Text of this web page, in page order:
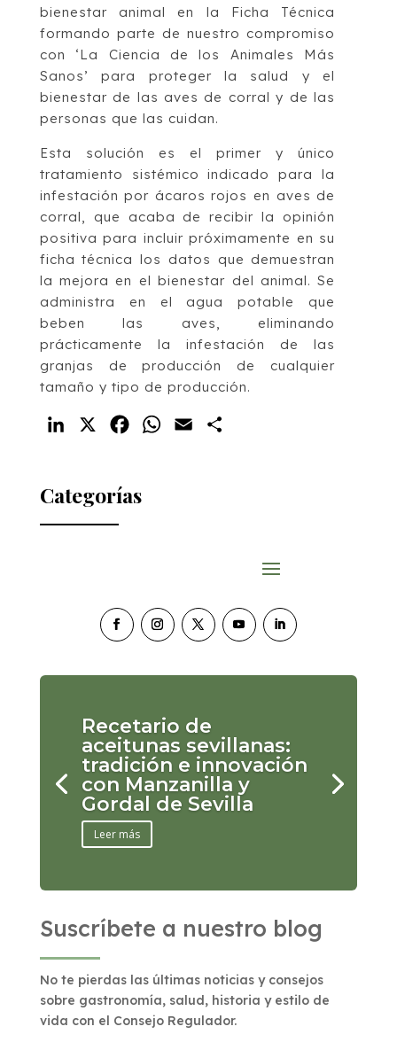
bienestar animal en la Ficha Técnica
formando parte de nuestro compromiso
con ‘La Ciencia de los Animales Más
Sanos’ para proteger la salud y el
bienestar de las aves de corral y de las
personas que las cuidan.
Esta solución es el primer y único
tratamiento sistémico indicado para la
infestación por ácaros rojos en aves de
corral, que acaba de recibir la opinión
positiva para incluir próximamente en su
ficha técnica los datos que demuestran
la mejora en el bienestar del animal. Se
administra en el agua potable que
beben las aves, eliminando
prácticamente la infestación de las
granjas de producción de cualquier
tamaño y tipo de producción.
LinkedIn FacebookWhatsApp
Email
Categorías
Recetario de
aceitunas sevillanas:
tradición e innovación
con Manzanilla y
Gordal de Sevilla
Leer más
Suscríbete a nuestro blog
No te pierdas las últimas noticias y consejos
sobre gastronomía, salud, historia y estilo de
vida con el Consejo Regulador.